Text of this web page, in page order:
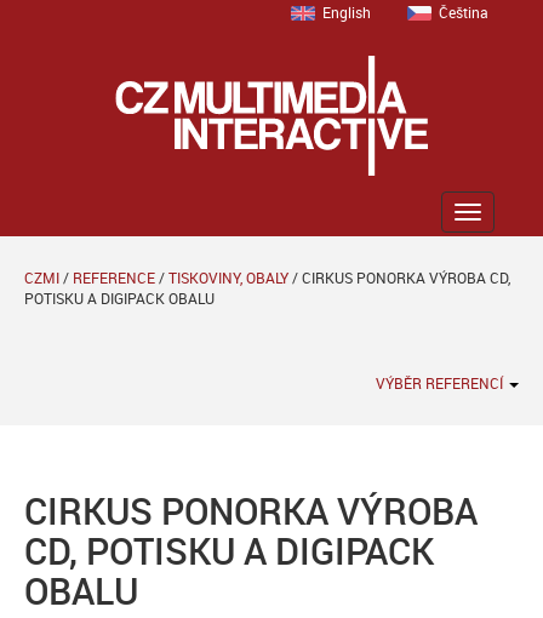
English Čeština
Zobrazit
menu
CZMI/ REFERENCE/TISKOVINY, OBALY/CIRKUS PONORKA VÝROBA CD,
POTISKU A DIGIPACK OBALU
VÝBĚR REFERENCÍ
CIRKUS PONORKA VÝROBA
CD, POTISKU A DIGIPACK
OBALU